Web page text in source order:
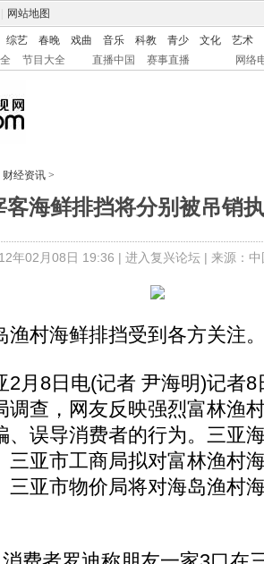
网站地图
综艺 春晚 戏曲 音乐 科教 青少 文化
艺术
节目大全 直播中国 赛事直播 网络
财经资讯 >
客海鲜排挡将分别被吊销
年02月08日 19:36 | 进入复兴论坛| 来源：
渔村海鲜排挡受到各方关注
8日电(记者 尹海明)记者8
调查，网友反映强烈富林渔
、误导消费者的行为。三亚
三亚市工商局拟对富林渔村
三亚市物价局将对海岛渔村